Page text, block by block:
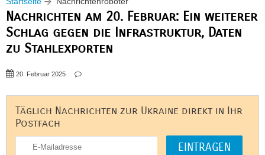
Nachrichten am 20. Februar: Ein weiterer
Schlag gegen die Infrastruktur, Daten
zu Stahlexporten
20. Februar 2025
Täglich Nachrichten zur Ukraine direkt in Ihr
Postfach